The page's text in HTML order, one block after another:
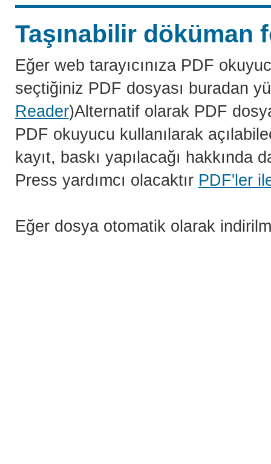
Taşınabilir döküman
Eğer web tarayıcınıza PDF
seçtiğiniz PDF dosyası buradan
Reader)Alternatif olarak PDF
PDF okuyucu kullanılarak
kayıt, baskı yapılacağı
Press yardımcı olacaktır PDF'ler
Eğer dosya otomatik olarak